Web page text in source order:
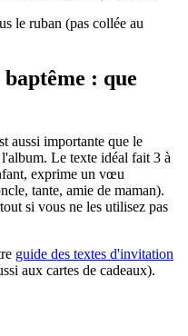
le ruban (pas collée au
: que
aussi importante que le
Le texte idéal fait 3 à
exprime un vœu
tante, amie de maman).
si vous ne les utilisez pas
guide des textes d'invitation
aux cartes de cadeaux).